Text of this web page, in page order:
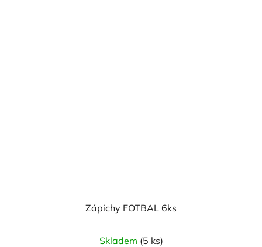
Zápichy FOTBAL 6ks
Skladem (5 ks)